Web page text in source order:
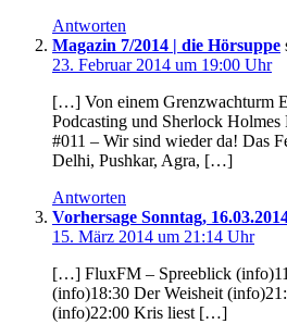
Antworten
Magazin 7/2014 | die Hörsuppe
23. Februar 2014 um 19:00 Uhr
[…] Von einem Grenzwachturm
Podcasting und Sherlock
#011 – Wir sind wieder da! Das
Delhi, Pushkar, Agra, […]
Antworten
Vorhersage Sonntag,
15. März 2014 um 21:14 Uhr
[…] FluxFM – Spreeblick
(info)18:30 Der Weisheit
(info)22:00 Kris liest […]